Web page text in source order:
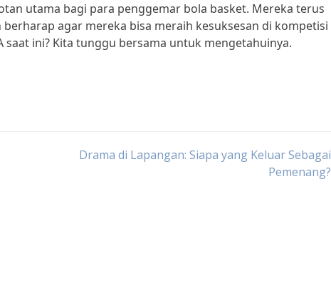
utama bagi para penggemar bola basket. Mereka terus
agar mereka bisa meraih kesuksesan di kompetisi
saat ini? Kita tunggu bersama untuk mengetahuinya.
Drama di Lapangan: Siapa yang Keluar Sebagai
Pemenang?